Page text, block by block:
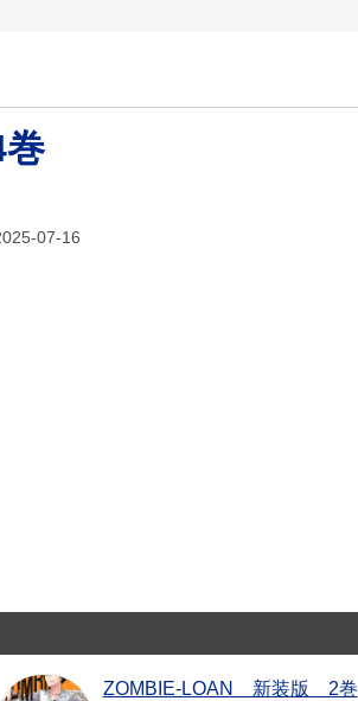
07-16
ZOMBIE-LOAN 新装版 2巻